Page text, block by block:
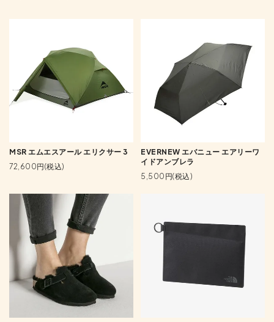
MSR エムエスアール エリクサー 3
72,600円(税込)
EVERNEW エバニュー エアリーワ
イドアンブレラ
5,500円(税込)